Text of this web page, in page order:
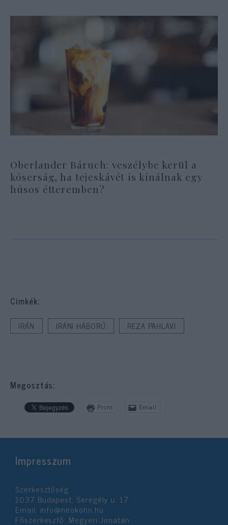
Oberlander Báruch: veszélybe kerül a
kóserság, ha tejeskávét is kínálnak egy
húsos étteremben?
Cimkék:
IRÁN IRÁNI HÁBORÚ REZA PAHLAVI
Megosztás:
Print Email
Impresszum
Szerkesztőség:
1037 Budapest, Seregély u. 17.
Email: info@neokohn.hu
Főszerkesztő: Megyeri Jonatán